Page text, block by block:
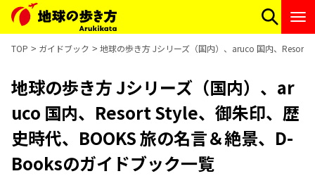
TOP ガイドブック 地球の歩き方 Jシリーズ（国内）、aruco 国内、Resort
地球の歩き方 Jシリーズ（国内）、ar
uco 国内、Resort Style、御朱印、歴
史時代、BOOKS 旅の名言＆絶景、D-
Booksのガイドブック一覧